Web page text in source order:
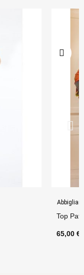
Top
65,00 €